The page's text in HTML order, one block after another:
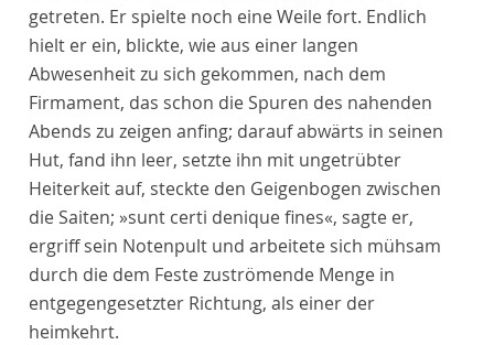
getreten. Er spielte noch eine Weile fort. Endlich
hielt er ein, blickte, wie aus einer langen
Abwesenheit zu sich gekommen, nach dem
Firmament, das schon die Spuren des nahenden
Abends zu zeigen anfing; darauf abwärts in seinen
Hut, fand ihn leer, setzte ihn mit ungetrübter
Heiterkeit auf, steckte den Geigenbogen zwischen
die Saiten; »sunt certi denique fines«, sagte er,
ergriff sein Notenpult und arbeitete sich mühsam
durch die dem Feste zuströmende Menge in
entgegengesetzter Richtung, als einer der
heimkehrt.